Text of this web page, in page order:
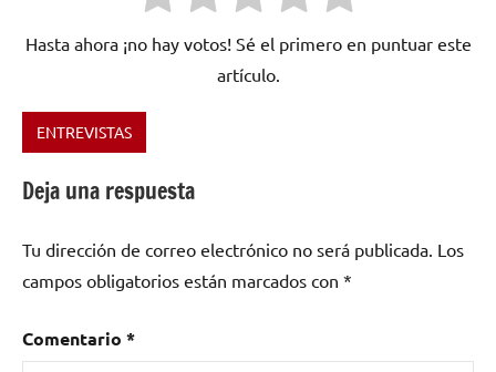
Hasta ahora ¡no hay votos! Sé el primero en puntuar este
artículo.
Etiquetado
Al
Cola
Jet
Contempopranea
ENTREVISTAS
Deja una respuesta
Tu dirección de correo electrónico no será publicada. Los
campos obligatorios están marcados con *
Comentario *